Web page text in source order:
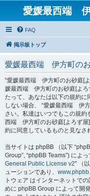
愛媛最西端
FAQ
掲示板トップ
愛媛最西端 伊方町の
“愛媛最西端 伊方町のお砂庭[よ
媛最西端 伊方町のお砂庭[よろ
たって、あなたは以下の規約に
しない場合、 “愛媛最西端 伊
さい。私達はいつでもこの規約
西端 伊方町のお砂庭[よろず屋
約に同意しているものと見なさ
当サイトは phpBB （以下
Group”, “phpBB Teams”) によ
General Public License v2” （
ューションであり、
トウェア はインターネットで
めに phpBB Group によって開